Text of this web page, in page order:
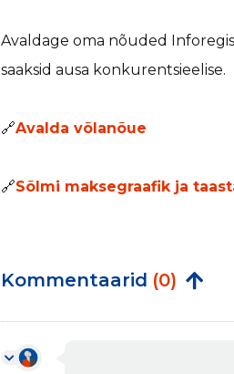
Avaldage oma nõuded
saaksid ausa konkurentsieelise.
🔗Avalda võlanõue
🔗Sõlmi maksegraafik ja
Kommentaarid (0)